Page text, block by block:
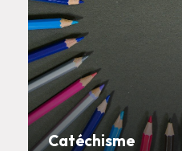
Catéchisme